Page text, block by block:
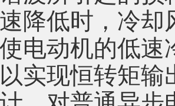
降低时，冷
电动机的低
实现恒转矩